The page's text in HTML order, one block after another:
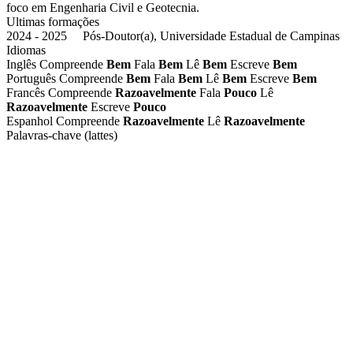
foco em Engenharia Civil e Geotecnia.
Ultimas formações
2024 - 2025 Pós-Doutor(a), Universidade Estadual de Campinas
Idiomas
Inglês Compreende Bem Fala Bem Lê Bem Escreve Bem
Português Compreende Bem Fala Bem Lê Bem Escreve Bem
Francês Compreende Razoavelmente Fala Pouco Lê
Razoavelmente Escreve Pouco
Espanhol Compreende Razoavelmente Lê Razoavelmente
Palavras-chave (lattes)